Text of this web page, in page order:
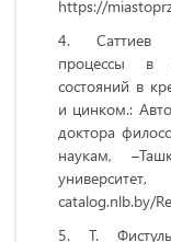
https://
Саттиев
процессы в
состояний в
и цинком.:
доктора
наукам,
catalog.nlb.by/
Т.